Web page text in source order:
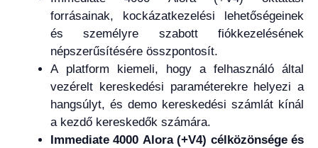
forrásainak, kockázatkezelési lehetőségeinek
és személyre szabott fiókkezelésének
népszerűsítésére összpontosít.
A platform kiemeli, hogy a felhasználó által
vezérelt kereskedési paraméterekre helyezi a
hangsúlyt, és demo kereskedési számlát kínál
a kezdő kereskedők számára.
Immediate 4000 Alora (+V4) célközönsége és